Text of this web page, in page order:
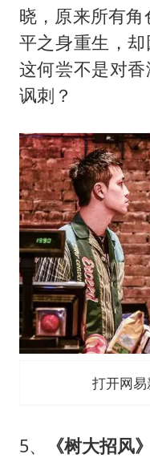
晓，原来所有
平之身重生，却
这何尝不是对香
讽刺？
打开网
5、
《树大招风》